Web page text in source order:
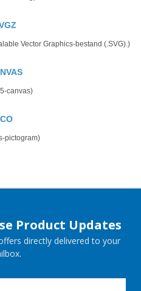
Vector Graphics-bestand (.SVG).)
canvas)
pictogram)
Product Updates
directly delivered to your